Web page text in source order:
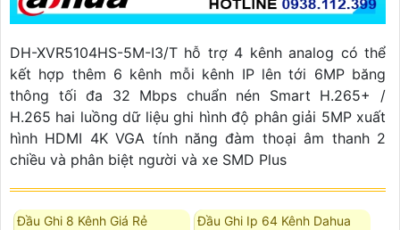
DH-XVR5104HS-5M-I3/T hỗ trợ 4 kênh analog có thể
kết hợp thêm 6 kênh mỗi kênh IP lên tới 6MP băng
thông tối đa 32 Mbps chuẩn nén Smart H.265+ /
H.265 hai luồng dữ liệu ghi hình độ phân giải 5MP xuất
hình HDMI 4K VGA tính năng đàm thoại âm thanh 2
chiều và phân biệt người và xe SMD Plus
Đầu Ghi 8 Kênh Giá Rẻ
Đầu Ghi Ip 64 Kênh Dahua